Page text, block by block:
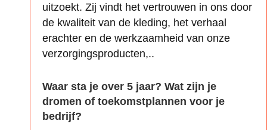
uitzoekt. Zij vindt het vertrouwen in ons door
de kwaliteit van de kleding, het verhaal
erachter en de werkzaamheid van onze
verzorgingsproducten,..
Waar sta je over 5 jaar? Wat zijn je
dromen of toekomstplannen voor je
bedrijf?